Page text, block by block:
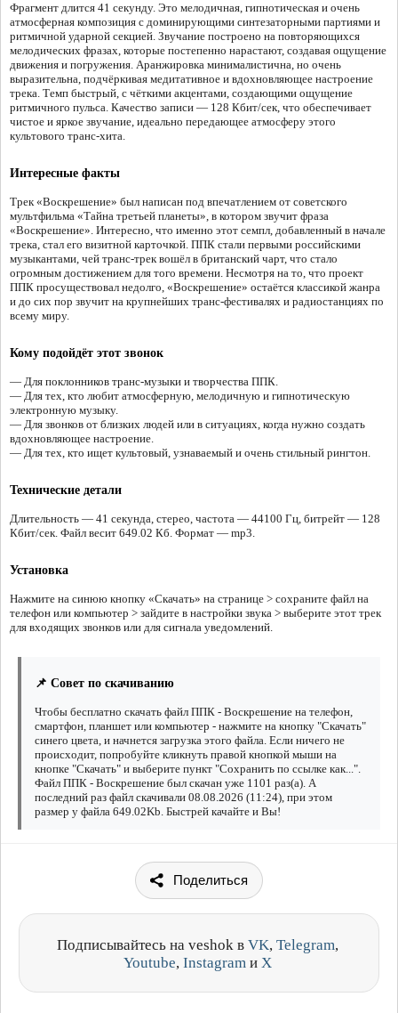
Фрагмент длится 41 секунду. Это мелодичная, гипнотическая и очень
атмосферная композиция с доминирующими синтезаторными партиями и
ритмичной ударной секцией. Звучание построено на повторяющихся
мелодических фразах, которые постепенно нарастают, создавая ощущение
движения и погружения. Аранжировка минималистична, но очень
выразительна, подчёркивая медитативное и вдохновляющее настроение
трека. Темп быстрый, с чёткими акцентами, создающими ощущение
ритмичного пульса. Качество записи — 128 Кбит/сек, что обеспечивает
чистое и яркое звучание, идеально передающее атмосферу этого
культового транс-хита.
Интересные факты
Трек «Воскрешение» был написан под впечатлением от советского
мультфильма «Тайна третьей планеты», в котором звучит фраза
«Воскрешение». Интересно, что именно этот семпл, добавленный в начале
трека, стал его визитной карточкой. ППК стали первыми российскими
музыкантами, чей транс-трек вошёл в британский чарт, что стало
огромным достижением для того времени. Несмотря на то, что проект
ППК просуществовал недолго, «Воскрешение» остаётся классикой жанра
и до сих пор звучит на крупнейших транс-фестивалях и радиостанциях по
всему миру.
Кому подойдёт этот звонок
— Для поклонников транс-музыки и творчества ППК.
— Для тех, кто любит атмосферную, мелодичную и гипнотическую
электронную музыку.
— Для звонков от близких людей или в ситуациях, когда нужно создать
вдохновляющее настроение.
— Для тех, кто ищет культовый, узнаваемый и очень стильный рингтон.
Технические детали
Длительность — 41 секунда, стерео, частота — 44100 Гц, битрейт — 128
Кбит/сек. Файл весит 649.02 Кб. Формат — mp3.
Установка
Нажмите на синюю кнопку «Скачать» на странице > сохраните файл на
телефон или компьютер > зайдите в настройки звука > выберите этот трек
для входящих звонков или для сигнала уведомлений.
📌 Совет по скачиванию
Чтобы бесплатно скачать файл ППК - Воскрешение на телефон,
смартфон, планшет или компьютер - нажмите на кнопку "Скачать"
синего цвета, и начнется загрузка этого файла. Если ничего не
происходит, попробуйте кликнуть правой кнопкой мыши на
кнопке "Скачать" и выберите пункт "Сохранить по ссылке как...".
Файл ППК - Воскрешение был скачан уже 1101 раз(а). А
последний раз файл скачивали 08.08.2026 (11:24), при этом
размер у файла 649.02Kb. Быстрей качайте и Вы!
Поделиться
Подписывайтесь на veshok в VK, Telegram,
Youtube, Instagram и X